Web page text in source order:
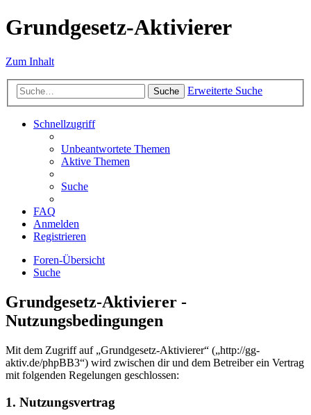
Grundgesetz-Aktivierer
Zum Inhalt
Suche Erweiterte Suche
Schnellzugriff
Unbeantwortete Themen
Aktive Themen
Suche
FAQ
Anmelden
Registrieren
Foren-Übersicht
Suche
Grundgesetz-Aktivierer -
Nutzungsbedingungen
Mit dem Zugriff auf „Grundgesetz-Aktivierer“ („http://gg-
aktiv.de/phpBB3“) wird zwischen dir und dem Betreiber ein Vertrag
mit folgenden Regelungen geschlossen:
1. Nutzungsvertrag